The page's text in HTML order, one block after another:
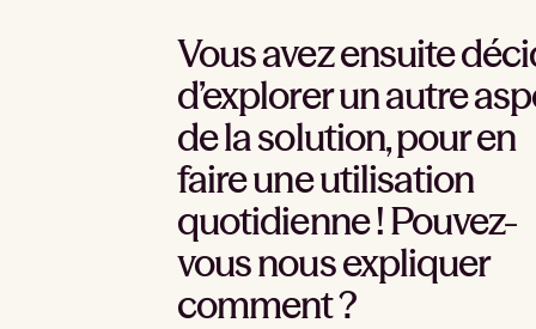
Vous avez ensuite
d’explorer un autre
de la solution, pour en
faire une utilisation
quotidienne ! Pouvez-
vous nous expliquer
comment ?